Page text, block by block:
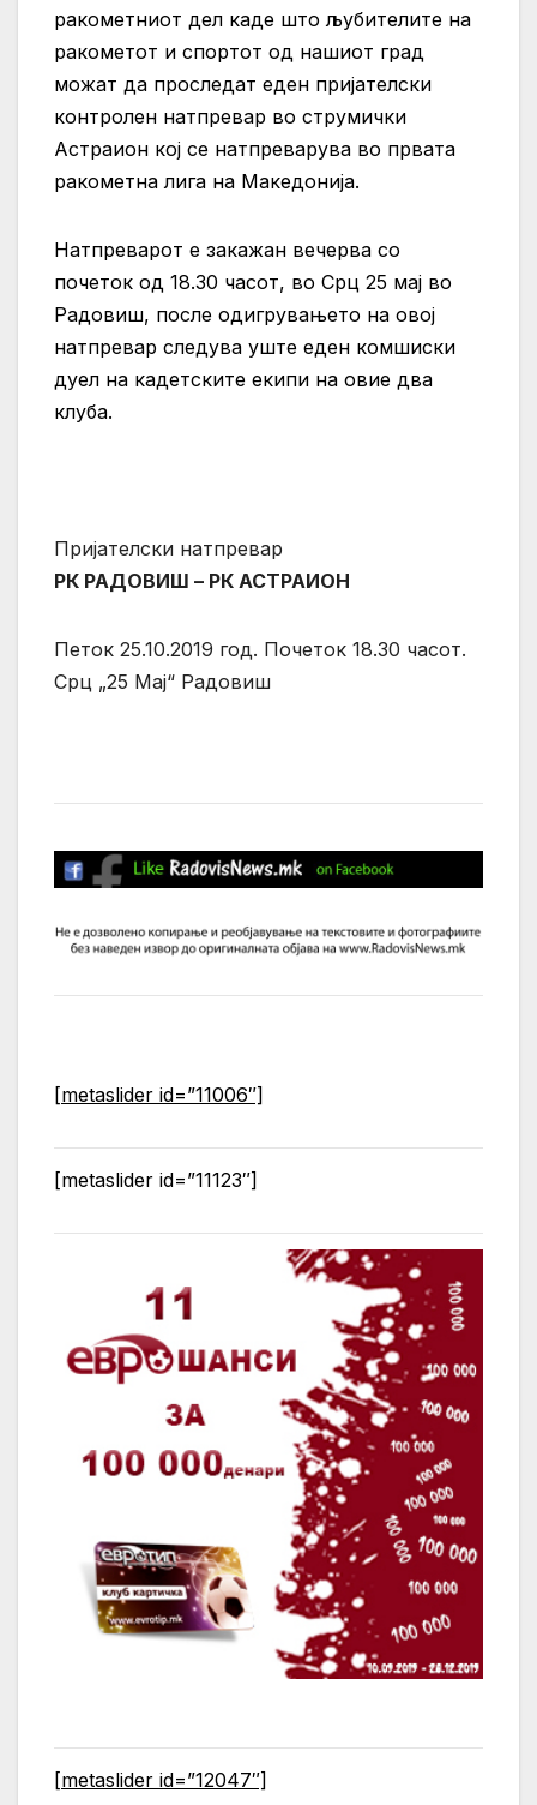
ракометниот дел каде што љубителите на
ракометот и спортот од нашиот град
можат да проследат еден пријателски
контролен натпревар во струмички
Астраион кој се натпреварува во првата
ракометна лига на Македонија.
Натпреварот е закажан вечерва со
почеток од 18.30 часот, во Срц 25 мај во
Радовиш, после одигрувањето на овој
натпревар следува уште еден комшиски
дуел на кадетските екипи на овие два
клуба.
Пријателски натпревар
РК РАДОВИШ – РК АСТРАИОН
Петок 25.10.2019 год. Почеток 18.30 часот.
Срц „25 Мај“ Радовиш
[metaslider id=”11006″]
[metaslider id=”11123″]
[metaslider id=”12047″]